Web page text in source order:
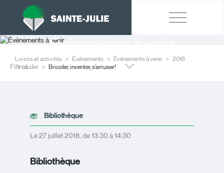
Événements à venir
Loisirs et activités Événements Événements à venir
2018
Juillet
Bricoler, inventer, s’amuser!
Filtres
Bibliothèque
Le 27 juillet 2018, de 13:30 à 14:30
Bibliothèque